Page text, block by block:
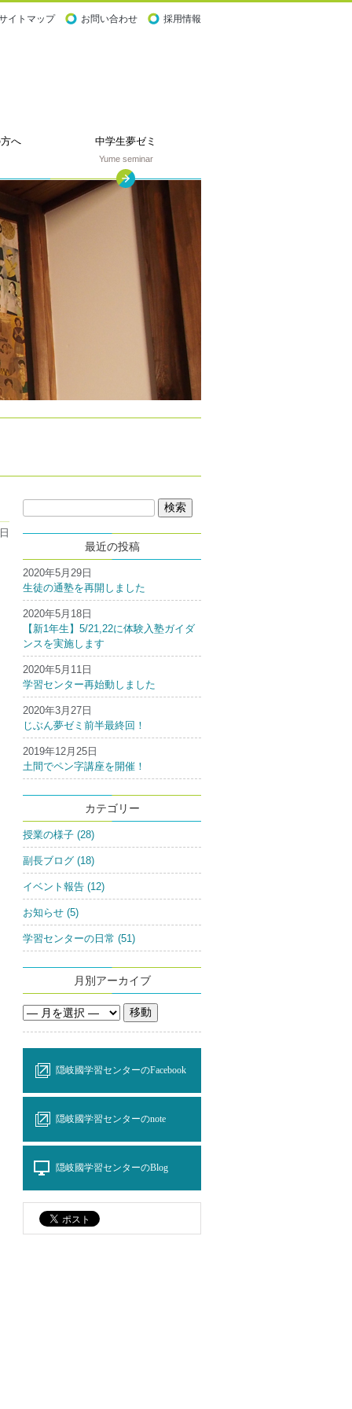
イトマップ お問い合わせ 採用情報
方へ 中学生夢ゼミ
Yume seminar
最近の投稿
2020年5月29日
生徒の通塾を再開しました
2020年5月18日
【新1年生】5/21,22に体験入塾ガイダ
ンスを実施します
2020年5月11日
学習センター再始動しました
2020年3月27日
じぶん夢ゼミ前半最終回！
2019年12月25日
土間でペン字講座を開催！
カテゴリー
授業の様子 (28)
副長ブログ (18)
イベント報告 (12)
お知らせ (5)
学習センターの日常 (51)
月別アーカイブ
隠岐國学習センターのFacebook
隠岐國学習センターのnote
隠岐國学習センターのBlog